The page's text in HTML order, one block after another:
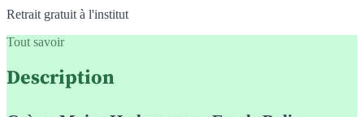
Retrait gratuit à l'institut
Tout savoir
Description